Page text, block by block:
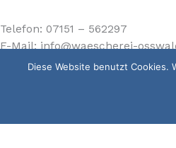
Telefon: 07151 – 562297
E-Mail: info@waescherei-
Diese Website benutzt Cookies.